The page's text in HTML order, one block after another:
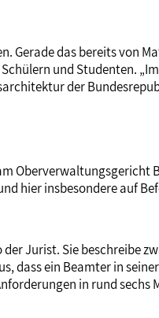
Gerade das bereits von
und Studenten.
der
Oberverwaltungsgericht
hier insbesondere auf
Jurist. Sie beschreibe
dass ein Beamter in
in rund sechs